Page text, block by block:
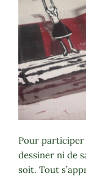
Pour participer
dessiner ni de
soit. Tout